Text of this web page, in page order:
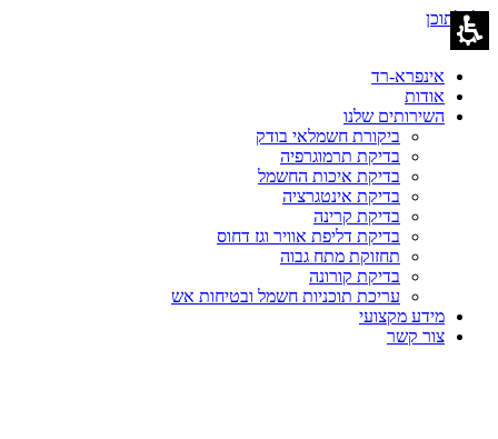
דלג לתוכן
אינפרא-רד
אודות
השירותים שלנו
ביקורת חשמלאי בודק
בדיקת תרמוגרפיה
בדיקת איכות החשמל
בדיקת אינטגרציה
בדיקת קרינה
בדיקת דליפת אוויר וגז דחוס
תחזוקת מתח גבוה
בדיקת קורונה
עריכת תוכניות חשמל ובטיחות אש
מידע מקצועי
צור קשר